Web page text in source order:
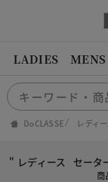
LADIES MENS
DoCLASSE レディー
" レディース セータ
商